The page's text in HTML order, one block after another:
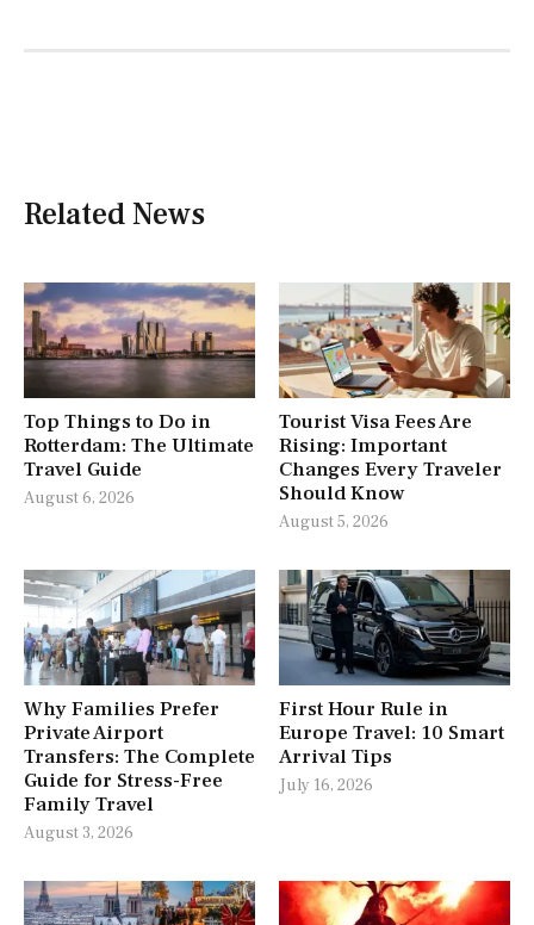
Related News
Top Things to Do in
Rotterdam: The Ultimate
Travel Guide
August 6, 2026
Tourist Visa Fees Are
Rising: Important
Changes Every Traveler
Should Know
August 5, 2026
Why Families Prefer
Private Airport
Transfers: The Complete
Guide for Stress-Free
Family Travel
August 3, 2026
First Hour Rule in
Europe Travel: 10 Smart
Arrival Tips
July 16, 2026